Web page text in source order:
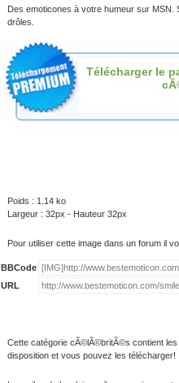
Des emoticones à votre humeur sur
drôles.
Télécharger le
Poids : 1.14 ko
Largeur : 32px - Hauteur 32px
Pour utiliser cette image dans un forum il
BBCode
URL
Cette catégorie cÃ©lÃ©britÃ©s contient
disposition et vous pouvez les télécharger!